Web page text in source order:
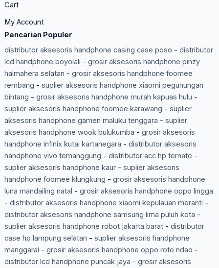
Cart
My Account
Pencarian Populer
distributor aksesoris handphone casing case poso - distributor
lcd handphone boyolali - grosir aksesoris handphone pinzy
halmahera selatan - grosir aksesoris handphone foomee
rembang - suplier aksesoris handphone xiaomi pegunungan
bintang - grosir aksesoris handphone murah kapuas hulu -
suplier aksesoris handphone foomee karawang - suplier
aksesoris handphone gamen maluku tenggara - suplier
aksesoris handphone wook bulukumba - grosir aksesoris
handphone infinix kutai kartanegara - distributor aksesoris
handphone vivo temanggung - distributor acc hp ternate -
suplier aksesoris handphone kaur- suplier aksesoris
handphone foomee klungkung - grosir aksesoris handphone
luna mandailing natal - grosir aksesoris handphone oppo lingga
- distributor aksesoris handphone xiaomi kepulauan meranti -
distributor aksesoris handphone samsung lima puluh kota -
suplier aksesoris handphone robot jakarta barat- distributor
case hp lampung selatan - suplier aksesoris handphone
manggarai - grosir aksesoris handphone oppo rote ndao -
distributor lcd handphone puncak jaya - grosir aksesoris